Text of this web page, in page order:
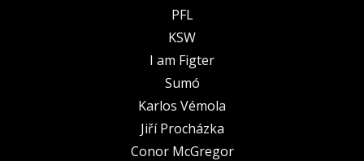
PFL
KSW
I am Figter
Sumó
Karlos Vémola
Jiří Procházka
Conor McGregor